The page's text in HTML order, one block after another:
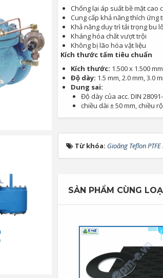
Chống lại áp suất bề mặt cao
Cung cấp khả năng thích
Khả năng duy trì tải trọng bu
Kháng hóa chất vượt trội
Không bị lão hóa vật liệu
Kích thước tấm tiêu chuẩn
Kích thước: 1.500 x 1.500 mm
Độ dày: 1.5 mm, 2.0 mm, 3.0
Dung sai:
Độ dày của acc. DIN
chiều dài ± 50 mm, chiều
Từ khóa: Gioăng Teflon
SẢN PHẨM CÙNG